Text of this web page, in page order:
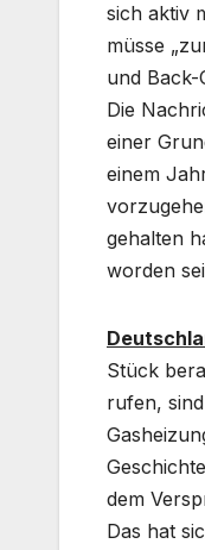
sich aktiv
müsse
und Back-
Die
einer
einem
gehalten
worden
Stück
rufen,
dem
Das hat